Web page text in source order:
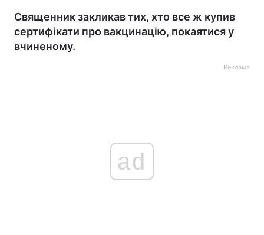
Священник закликав тих, хто все ж купив
сертифікати про вакцинацію, покаятися у
вчиненому.
Реклама
ad